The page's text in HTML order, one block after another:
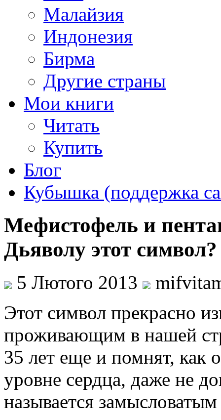
Малайзия
Индонезия
Бирма
Другие страны
Мои книги
Читать
Купить
Блог
Кубышка (поддержка
Мефистофель и
Дьяволу этот символ?
5 Лютого 2013
Этот символ прекрасно
проживающим в нашей
35 лет еще и помнят, как
уровне сердца, даже не
называется